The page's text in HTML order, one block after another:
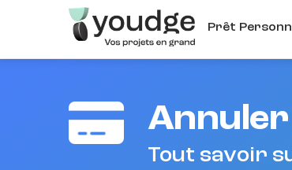
contenu
Prêt
Annuler
Tout savoir